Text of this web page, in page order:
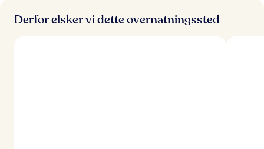
Derfor elsker vi dette overnatningssted